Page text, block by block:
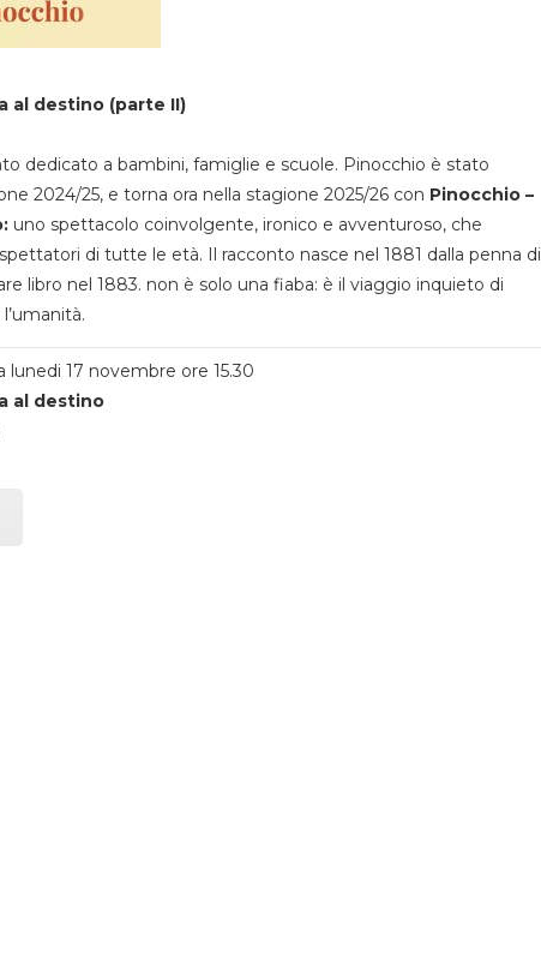
al destino (parte II)
dedicato a bambini, famiglie e scuole. Pinocchio è stato
2024/25, e torna ora nella stagione 2025/26 con Pinocchio –
uno spettacolo coinvolgente, ironico e avventuroso, che
di tutte le età. Il racconto nasce nel 1881 dalla penna di
libro nel 1883. non è solo una fiaba: è il viaggio inquieto di
lunedi 17 novembre ore 15.30
al destino